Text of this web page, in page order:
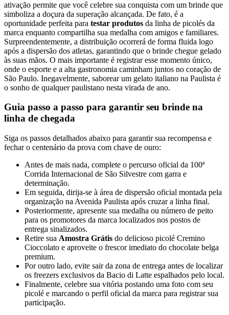
ativação permite que você celebre sua conquista com um brinde que
simboliza a doçura da superação alcançada. De fato, é a
oportunidade perfeita para testar produtos da linha de picolés da
marca enquanto compartilha sua medalha com amigos e familiares.
Surpreendentemente, a distribuição ocorrerá de forma fluida logo
após a dispersão dos atletas, garantindo que o brinde chegue gelado
às suas mãos. O mais importante é registrar esse momento único,
onde o esporte e a alta gastronomia caminham juntos no coração de
São Paulo. Inegavelmente, saborear um gelato italiano na Paulista é
o sonho de qualquer paulistano nesta virada de ano.
Guia passo a passo para garantir seu brinde na
linha de chegada
Siga os passos detalhados abaixo para garantir sua recompensa e
fechar o centenário da prova com chave de ouro:
Antes de mais nada, complete o percurso oficial da 100ª
Corrida Internacional de São Silvestre com garra e
determinação.
Em seguida, dirija-se à área de dispersão oficial montada pela
organização na Avenida Paulista após cruzar a linha final.
Posteriormente, apresente sua medalha ou número de peito
para os promotores da marca localizados nos postos de
entrega sinalizados.
Retire sua Amostra Grátis do delicioso picolé Cremino
Cioccolato e aproveite o frescor imediato do chocolate belga
premium.
Por outro lado, evite sair da zona de entrega antes de localizar
os freezers exclusivos da Bacio di Latte espalhados pelo local.
Finalmente, celebre sua vitória postando uma foto com seu
picolé e marcando o perfil oficial da marca para registrar sua
participação.